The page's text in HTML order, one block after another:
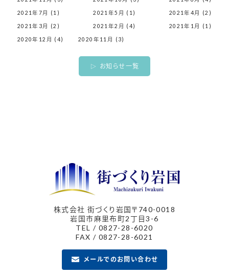
2021年7月 (1) 2021年5月 (1) 2021年4月 (2)
2021年3月 (2) 2021年2月 (4) 2021年1月 (1)
2020年12月 (4) 2020年11月 (3)
お知らせ一覧
株式会社 街づくり岩国〒740-0018
岩国市麻里布町2丁目3-6
TEL / 0827-28-6020
FAX / 0827-28-6021
メールでのお問い合わせ